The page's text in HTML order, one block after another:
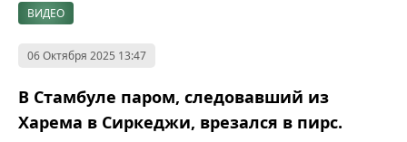
ВИДЕО
06 Октября 2025 13:47
В Стамбуле паром, следовавший из
Харема в Сиркеджи, врезался в пирс.